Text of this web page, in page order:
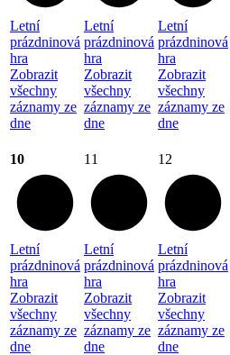
Letní
prázdninová
hra
Zobrazit
všechny
záznamy ze
dne
Letní
prázdninová
hra
Zobrazit
všechny
záznamy ze
dne
Letní
prázdninová
hra
Zobrazit
všechny
záznamy ze
dne
10
Letní
prázdninová
hra
Zobrazit
všechny
záznamy ze
dne
11
Letní
prázdninová
hra
Zobrazit
všechny
záznamy ze
dne
12
Letní
prázdninová
hra
Zobrazit
všechny
záznamy ze
dne